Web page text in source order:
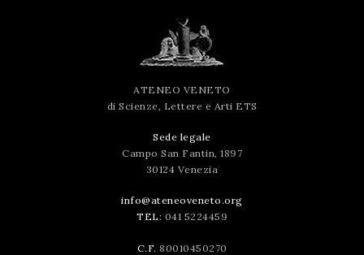
ATENEO VENETO
di Scienze, Lettere e Arti ETS
Sede legale
Campo San Fantin, 1897
30124 Venezia
info@ateneoveneto.org
TEL: 041 5224459
C.F. 80010450270